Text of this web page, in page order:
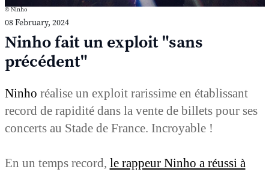
© Ninho
08 February, 2024
Ninho fait un exploit "sans
précédent"
Ninho réalise un exploit rarissime en établissant
record de rapidité dans la vente de billets pour ses
concerts au Stade de France. Incroyable !
En un temps record, le rappeur Ninho a réussi à